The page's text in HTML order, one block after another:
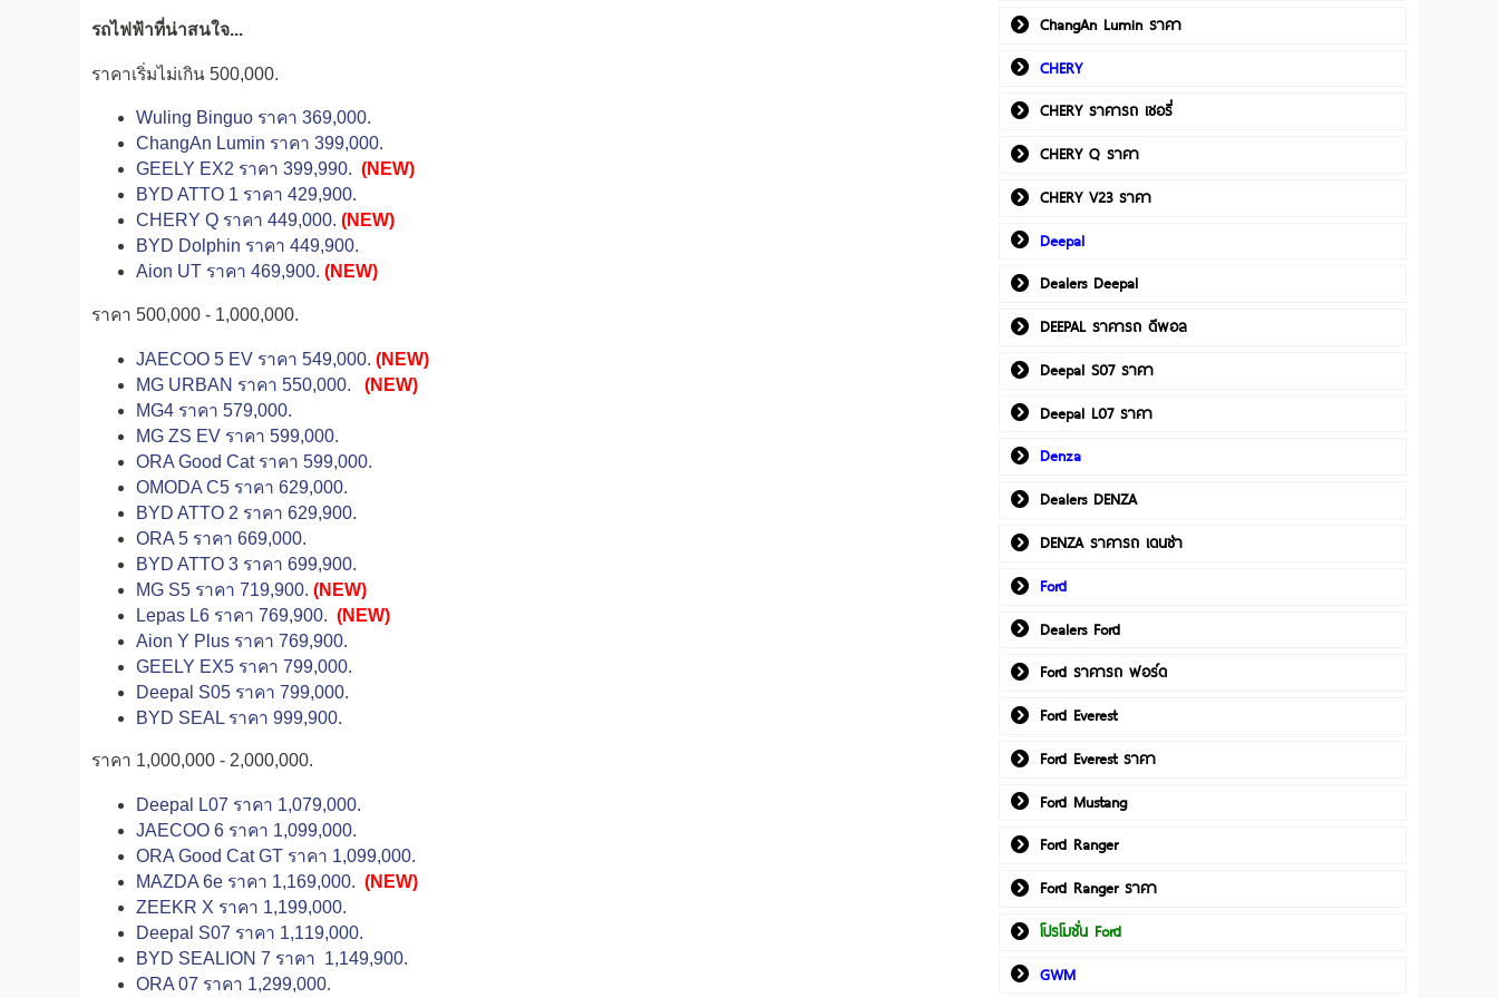
รถไฟฟ้าที่น่าสนใจ...
ราคาเริ่มไม่เกิน 500,000.
Wuling Binguo ราคา 369,000.
ChangAn Lumin ราคา 399,000.
GEELY EX2 ราคา 399,990. (NEW)
BYD ATTO 1 ราคา 429,900.
CHERY Q ราคา 449,000. (NEW)
BYD Dolphin ราคา 449,900.
Aion UT ราคา 469,900. (NEW)
ราคา 500,000 - 1,000,000.
JAECOO 5 EV ราคา 549,000. (NEW)
MG URBAN ราคา 550,000.
(NEW)
MG4 ราคา 579,000.
MG ZS EV ราคา 599,000.
ORA Good Cat ราคา 599,000.
OMODA C5 ราคา 629,000.
BYD ATTO 2 ราคา 629,900.
ORA 5 ราคา 669,000.
BYD ATTO 3 ราคา 699,900.
MG S5 ราคา 719,900. (NEW)
Lepas L6 ราคา 769,900. (NEW)
Aion Y Plus ราคา 769,900.
GEELY EX5 ราคา 799,000.
Deepal S05 ราคา 799,000.
BYD SEAL ราคา 999,900.
ราคา 1,000,000 - 2,000,000.
Deepal L07 ราคา 1,079,000.
JAECOO 6 ราคา 1,099,000.
ORA Good Cat GT ราคา 1,099,000.
MAZDA 6e ราคา 1,169,000. (NEW)
ZEEKR X ราคา 1,199,000.
Deepal S07 ราคา 1,119,000.
BYD SEALION 7 ราคา 1,149,900.
ORA 07 ราคา 1,299,000.
ChangAn Lumin ราคา
CHERY
CHERY ราคารถ เชอรี่
CHERY Q ราคา
CHERY V23 ราคา
Deepal
Dealers Deepal
DEEPAL ราคารถ ดีพอล
Deepal S07 ราคา
Deepal L07 ราคา
Denza
Dealers DENZA
DENZA ราคารถ เดนซ่า
Ford
Dealers Ford
Ford ราคารถ ฟอร์ด
Ford Everest
Ford Everest ราคา
Ford Mustang
Ford Ranger
Ford Ranger ราคา
โปรโมชั่น Ford
GWM